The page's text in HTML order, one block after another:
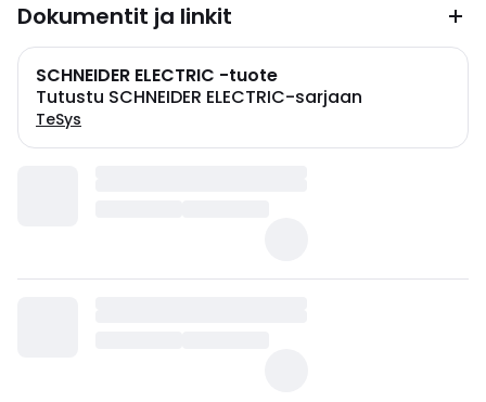
Dokumentit ja linkit
SCHNEIDER ELECTRIC -tuote
Tutustu SCHNEIDER ELECTRIC-sarjaan
TeSys